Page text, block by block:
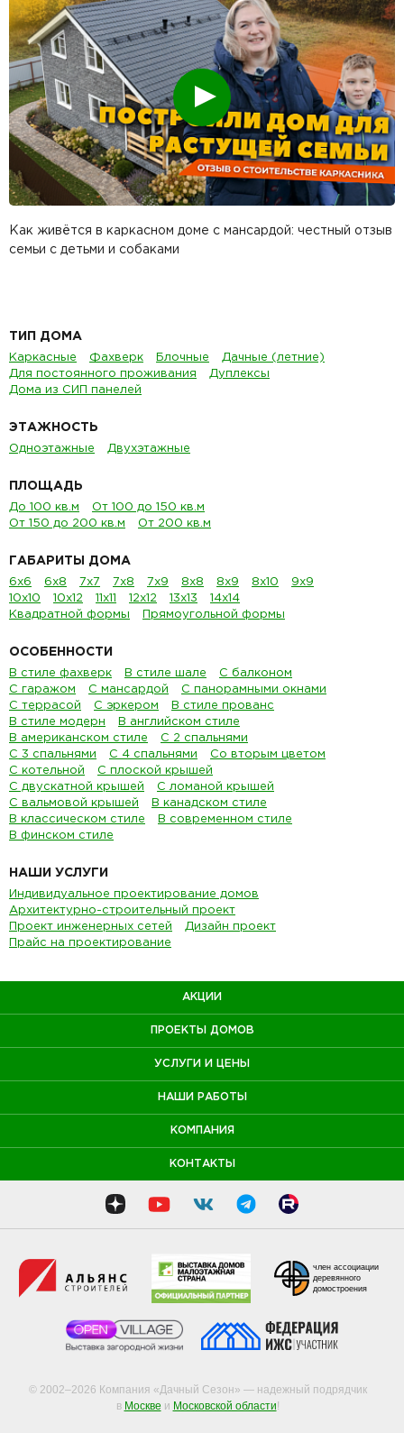
Смотреть
Как живётся в каркасном доме с мансардой: честный отзыв
семьи с детьми и собаками
ТИП ДОМА
Каркасные Фахверк Блочные
Дачные (летние)
Для постоянного проживания
Дуплексы
Дома из СИП панелей
ЭТАЖНОСТЬ
Одноэтажные Двухэтажные
ПЛОЩАДЬ
До 100 кв.м
От 100 до 150 кв.м
От 150 до 200 кв.м
От 200 кв.м
ГАБАРИТЫ ДОМА
6х6 6х8 7х7 7х8 7х9 8х8 8х9 8х10
9х9
10х10
10х12 11х11 12х12 13х13
14х14
Квадратной формы
Прямоугольной формы
ОСОБЕННОСТИ
В стиле фахверк В стиле шале
С балконом
С гаражом
С мансардой
С панорамными окнами
С террасой
С эркером
В стиле прованс
В стиле модерн
В английском стиле
В американском стиле
С 2 спальнями
С 3 спальнями
С 4 спальнями
Со вторым цветом
С котельной
С плоской крышей
С двускатной крышей
С ломаной крышей
С вальмовой крышей
В канадском стиле
В классическом стиле
В современном стиле
В финском стиле
НАШИ УСЛУГИ
Индивидуальное проектирование домов
Архитектурно-строительный проект
Проект инженерных сетей
Дизайн проект
Прайс на проектирование
АКЦИИ
ПРОЕКТЫ ДОМОВ
УСЛУГИ И ЦЕНЫ
НАШИ РАБОТЫ
КОМПАНИЯ
КОНТАКТЫ
© 2002–2026 Компания «Дачный Сезон» — надежный подрядчик
в Москве и Московской области!
член ассоциации
деревянного
домостроения